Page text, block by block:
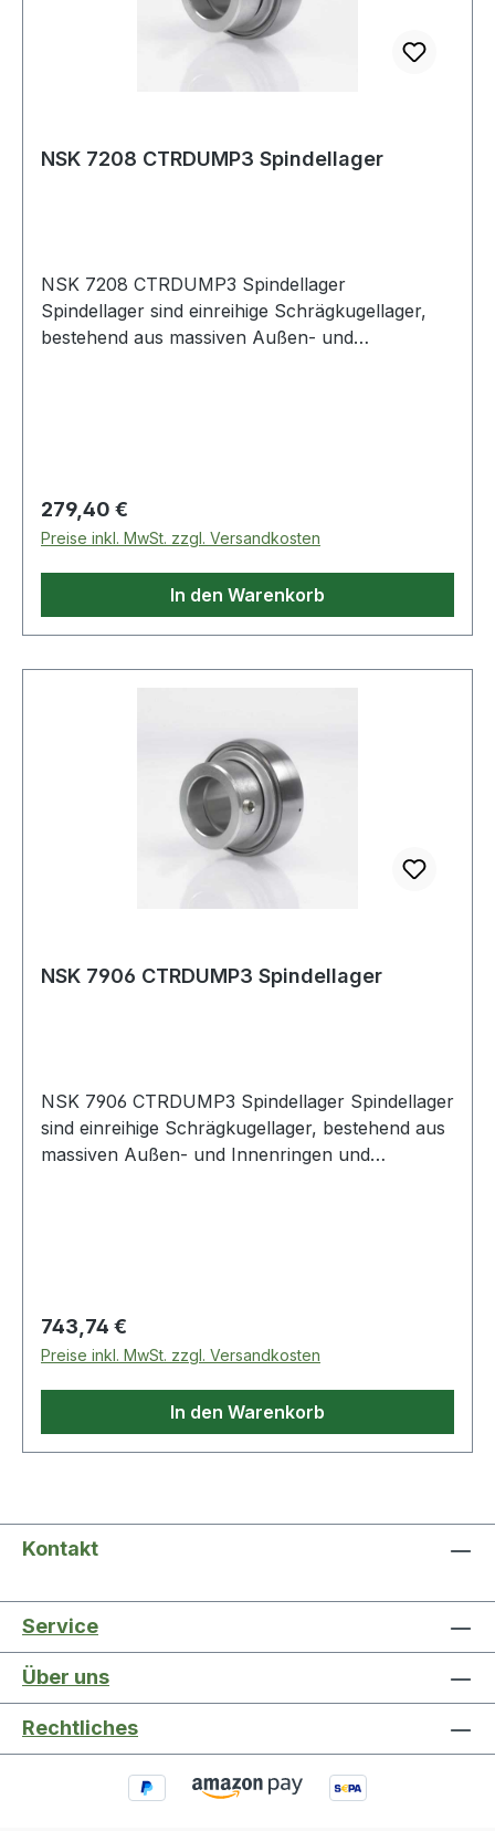
NSK 7208 CTRDUMP3 Spindellager
NSK 7208 CTRDUMP3 Spindellager
Spindellager sind einreihige Schrägkugellager,
bestehend aus massiven Außen- und
Regulärer Preis:
279,40 €
Preise inkl. MwSt. zzgl. Versandkosten
In den Warenkorb
NSK 7906 CTRDUMP3 Spindellager
NSK 7906 CTRDUMP3 Spindellager Spindellager
sind einreihige Schrägkugellager, bestehend aus
massiven Außen- und Innenringen und
Regulärer Preis:
743,74 €
Preise inkl. MwSt. zzgl. Versandkosten
In den Warenkorb
Kontakt
Service
Über uns
Rechtliches